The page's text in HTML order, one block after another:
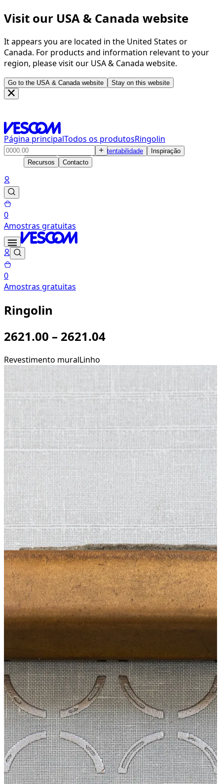
Visit our USA & Canada website
It appears you are located in the United States or
Canada. For products and information relevant to your
region, please visit our USA & Canada website.
Go to the USA & Canada website Stay on this website
Página principalTodos os produtosRingolin
Produtos Sustentabilidade
Inspiração
Recursos
Contacto
0
Amostras gratuitas
0
Amostras gratuitas
Ringolin
2621.00 – 2621.04
Revestimento muralLinho